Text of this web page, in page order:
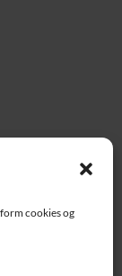
cookies og